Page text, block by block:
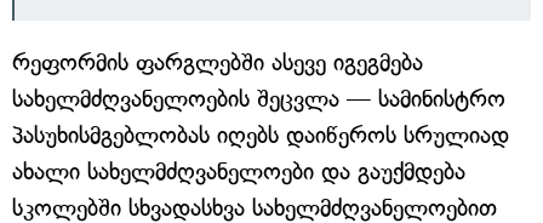
რეფორმის ფარგლებში ასევე იგეგმება
სახელმძღვანელოების შეცვლა — სამინისტრო
პასუხისმგებლობას იღებს დაიწეროს სრულიად
ახალი სახელმძღვანელოები და გაუქმდება
სკოლებში სხვადასხვა სახელმძღვანელოებით